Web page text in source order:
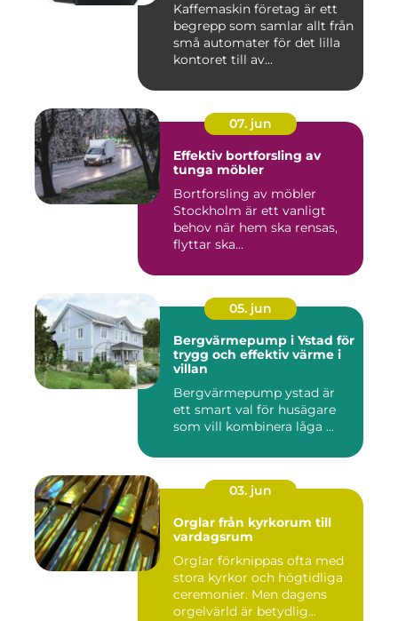
Kaffemaskin företag är ett
begrepp som samlar allt från
små automater för det lilla
kontoret till av...
07. jun
Effektiv bortforsling av
tunga möbler
Bortforsling av möbler
Stockholm är ett vanligt
behov när hem ska rensas,
flyttar ska...
05. jun
Bergvärmepump i Ystad för
trygg och effektiv värme i
villan
Bergvärmepump ystad är
ett smart val för husägare
som vill kombinera låga ...
03. jun
Orglar från kyrkorum till
vardagsrum
Orglar förknippas ofta med
stora kyrkor och högtidliga
ceremonier. Men dagens
orgelvärld är betydlig...